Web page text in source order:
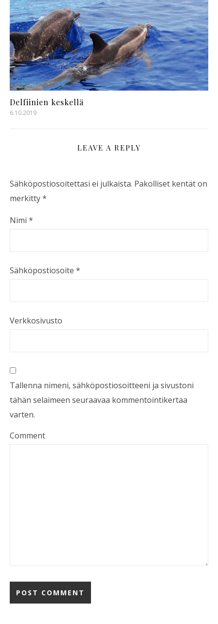
Delfiinien keskellä
6.10.2019
LEAVE A REPLY
Sähköpostiosoitettasi ei julkaista. Pakolliset kentät on
merkitty*
Nimi *
Sähköpostiosoite *
Verkkosivusto
Tallenna nimeni, sähköpostiosoitteeni ja sivustoni
tähän selaimeen seuraavaa kommentointikertaa
varten.
Comment